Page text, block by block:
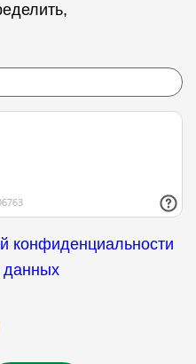
конфиденциальности
данных